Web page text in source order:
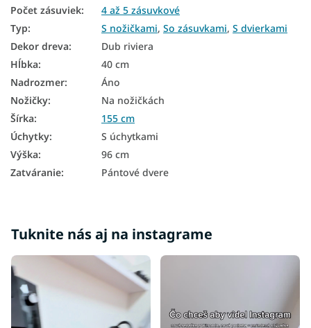
Moderné komody do spálne
Počet zásuviek:
4 až 5 zásuvkové
Typ: S nožičkami, So zásuvkami, S dvierkami
Dekor dreva:
Dub riviera
Hĺbka:
40 cm
Nadrozmer:
Áno
Nožičky:
Na nožičkách
Šírka:
155 cm
Úchytky:
S úchytkami
Výška:
96 cm
Zatváranie: Pántové dvere
Tuknite nás aj na instagrame